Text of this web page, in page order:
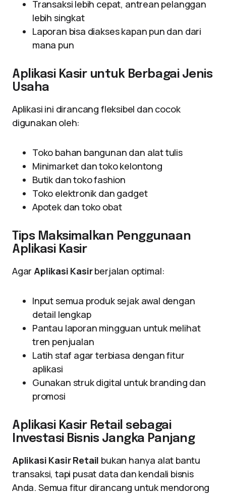
Transaksi lebih cepat, antrean pelanggan
lebih singkat
Laporan bisa diakses kapan pun dan dari
mana pun
Aplikasi Kasir untuk Berbagai Jenis
Usaha
Aplikasi ini dirancang fleksibel dan cocok
digunakan oleh:
Toko bahan bangunan dan alat tulis
Minimarket dan toko kelontong
Butik dan toko fashion
Toko elektronik dan gadget
Apotek dan toko obat
Tips Maksimalkan Penggunaan
Aplikasi Kasir
AgarAplikasi Kasirberjalan optimal:
Input semua produk sejak awal dengan
detail lengkap
Pantau laporan mingguan untuk melihat
tren penjualan
Latih staf agar terbiasa dengan fitur
aplikasi
Gunakan struk digital untuk branding dan
promosi
Aplikasi Kasir Retail sebagai
Investasi Bisnis Jangka Panjang
Aplikasi Kasir Retail bukan hanya alat bantu
transaksi, tapi pusat data dan kendali bisnis
Anda. Semua fitur dirancang untuk mendorong